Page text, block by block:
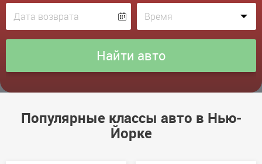
Популярные классы авто в Нью-
Йорке